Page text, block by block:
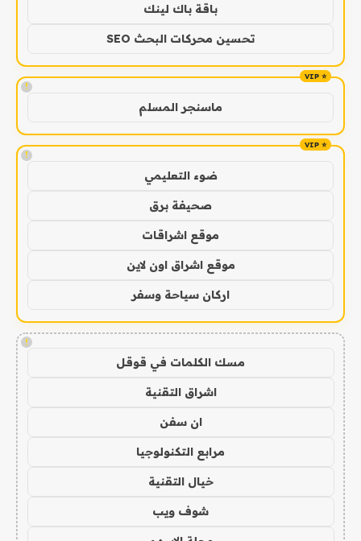
باقة باك لينك
تحسين محركات البحث SEO
!
ماسنجر المسلم
!
ضوء التعليمي
صحيفة برق
موقع اشراقات
موقع اشراق اون لاين
اركان سياحة وسفر
!
مسك الكلمات في قوقل
اشراق التقنية
ان سفن
مرابع التكنولوجيا
خيال التقنية
شوف ويب